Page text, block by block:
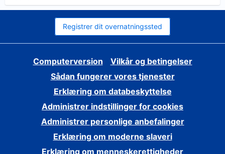
Registrer dit overnatningssted
Computerversion
Vilkår og betingelser
Sådan fungerer vores tjenester
Erklæring om databeskyttelse
Administrer indstillinger for cookies
Administrer personlige anbefalinger
Erklæring om moderne slaveri
Erklæring om menneskerettigheder